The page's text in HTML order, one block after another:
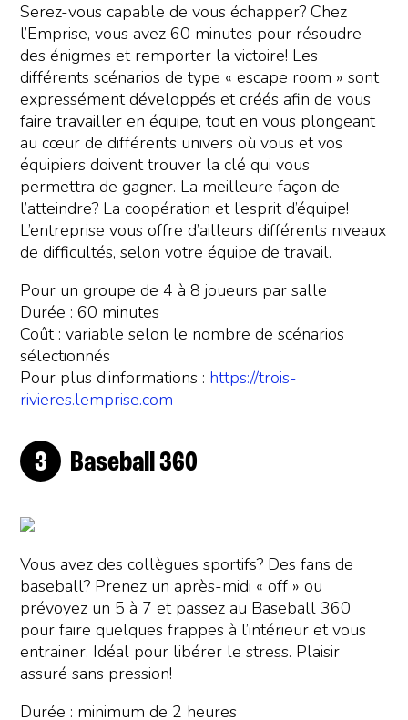
Serez-vous capable de vous échapper? Chez
l’Emprise, vous avez 60 minutes pour résoudre
des énigmes et remporter la victoire! Les
différents scénarios de type « escape room » sont
expressément développés et créés afin de vous
faire travailler en équipe, tout en vous plongeant
au cœur de différents univers où vous et vos
équipiers doivent trouver la clé qui vous
permettra de gagner. La meilleure façon de
l’atteindre? La coopération et l’esprit d’équipe!
L’entreprise vous offre d’ailleurs différents niveaux
de difficultés, selon votre équipe de travail.
Pour un groupe de 4 à 8 joueurs par salle
Durée : 60 minutes
Coût : variable selon le nombre de scénarios
sélectionnés
Pour plus d’informations : https://trois-
rivieres.lemprise.com
Baseball 360
Vous avez des collègues sportifs? Des fans de
baseball? Prenez un après-midi « off » ou
prévoyez un 5 à 7 et passez au Baseball 360
pour faire quelques frappes à l’intérieur et vous
entrainer. Idéal pour libérer le stress. Plaisir
assuré sans pression!
Durée : minimum de 2 heures